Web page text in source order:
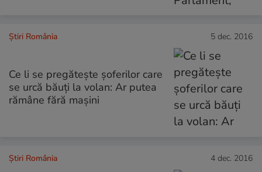
Știri România 5 dec. 2016
Ce li se pregătește șoferilor care
se urcă băuți la volan: Ar putea
rămâne fără mașini
Știri România 4 dec. 2016